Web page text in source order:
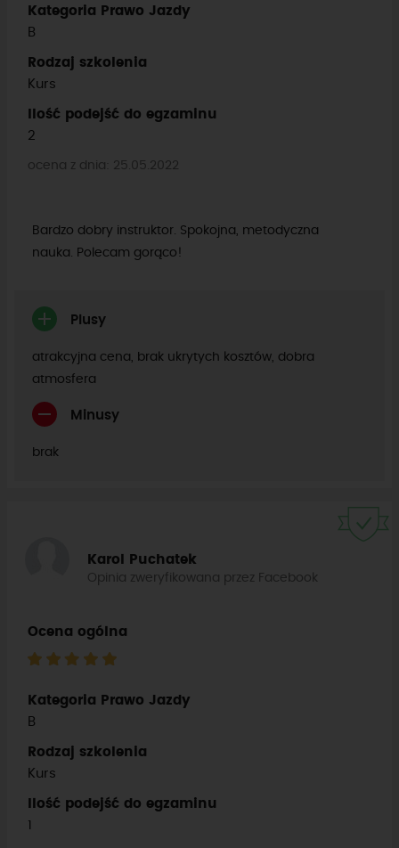
Kategoria Prawo Jazdy
B
Rodzaj szkolenia
Kurs
Ilość podejść do egzaminu
2
ocena z dnia: 25.05.2022
Bardzo dobry instruktor. Spokojna, metodyczna
nauka. Polecam gorąco!
Plusy
atrakcyjna cena, brak ukrytych kosztów, dobra
atmosfera
Minusy
brak
Ocena ogólna
Kategoria Prawo Jazdy
B
Rodzaj szkolenia
Kurs
Ilość podejść do egzaminu
1
Karol Puchatek
Opinia zweryfikowana przez Facebook